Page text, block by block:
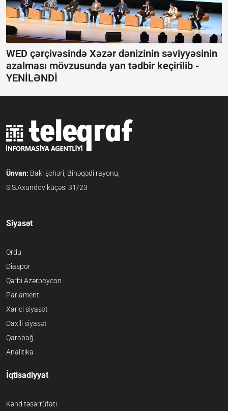
WED çərçivəsində Xəzər dənizinin səviyyəsinin
azalması mövzusunda yan tədbir keçirilib -
YENİLƏNDİ
Ünvan: Bakı şəhəri, Binəqədi rayonu,
S.S.Axundov küçəsi 31/23
Siyasət
Ordu
Diaspor
Qərbi Azərbaycan
Parlament
Xarici siyasət
Daxili siyasət
Qarabağ
Analitika
İqtisadiyyat
Kənd təsərrüfatı